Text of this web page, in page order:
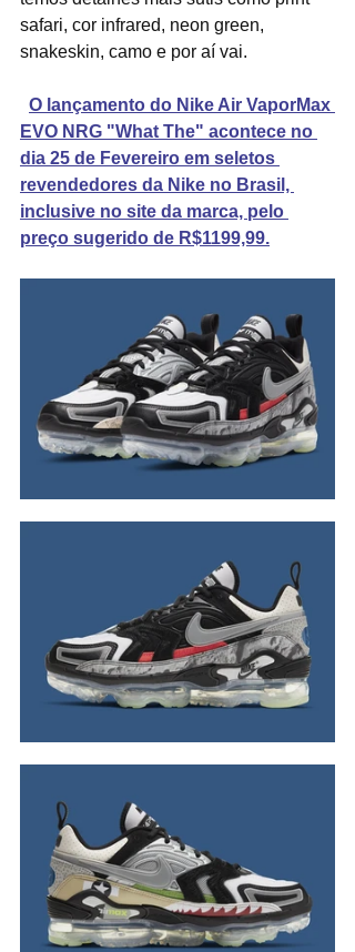
safari, cor infrared, neon green,
snakeskin, camo e por aí vai.
O lançamento do Nike Air VaporMax
EVO NRG "What The" acontece no
dia 25 de Fevereiro em seletos
revendedores da Nike no Brasil,
inclusive no site da marca, pelo
preço sugerido de R$1199,99.